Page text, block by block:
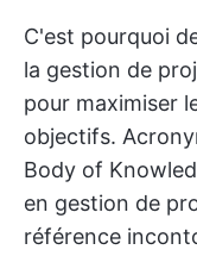
C'est pourquoi
la gestion de
pour maximiser
objectifs.
Body of
en gestion de
référence